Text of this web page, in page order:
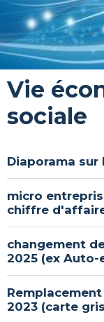
Vie
sociale
Diaporama sur
micro
chiffre
changement
2025 (ex Auto-
2023 (carte